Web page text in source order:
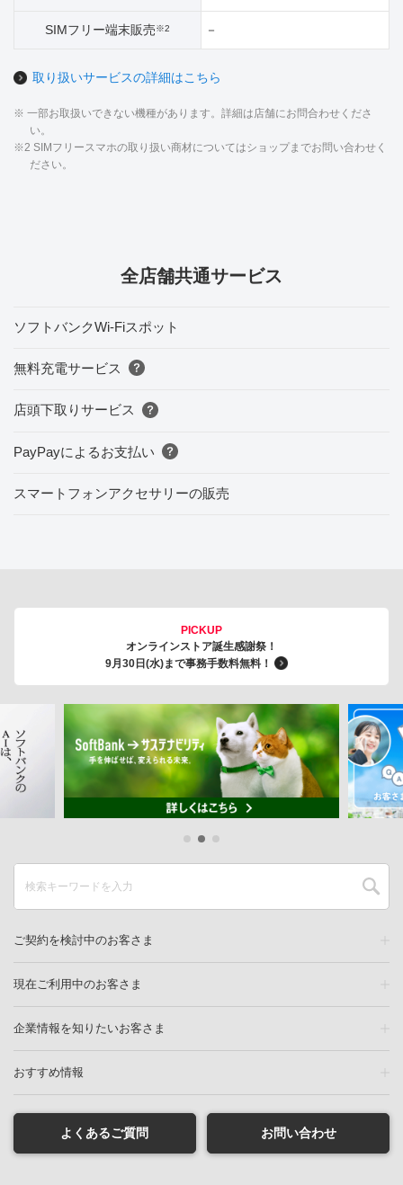
SIMフリー端末販売※2 －
取り扱いサービスの詳細はこちら
※ 一部お取扱いできない機種があります。詳細は店舗にお問合わせくださ
い。
※2 SIMフリースマホの取り扱い商材についてはショップまでお問い合わせく
ださい。
全店舗共通サービス
ソフトバンクWi-Fiスポット
無料充電サービス
店頭下取りサービス
PayPayによるお支払い
スマートフォンアクセサリーの販売
PICKUP
オンラインストア誕生感謝祭！
9月30日(水)まで事務手数料無料！
ご契約を検討中のお客さま
現在ご利用中のお客さま
企業情報を知りたいお客さま
おすすめ情報
よくあるご質問 お問い合わせ